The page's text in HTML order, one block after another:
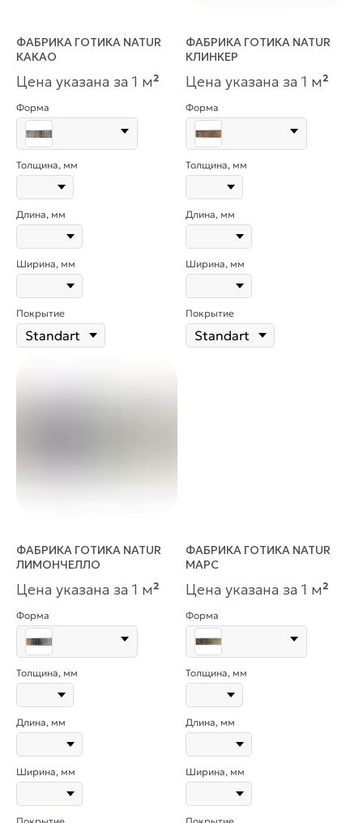
ФАБРИКА ГОТИКА NATUR
КАКАО
Цена указана за 1 м²
Форма
Толщина, мм
Длина, мм
Ширина, мм
Покрытие
ФАБРИКА ГОТИКА NATUR
КЛИНКЕР
Цена указана за 1 м²
Форма
Толщина, мм
Длина, мм
Ширина, мм
Покрытие
ФАБРИКА ГОТИКА NATUR
ЛИМОНЧЕЛЛО
Цена указана за 1 м²
Форма
Толщина, мм
Длина, мм
Ширина, мм
ФАБРИКА ГОТИКА NATUR
МАРС
Цена указана за 1 м²
Форма
Толщина, мм
Длина, мм
Ширина, мм